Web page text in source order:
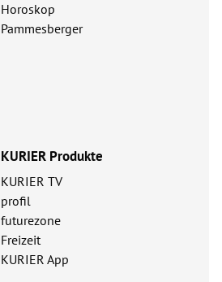
Horoskop
Pammesberger
KURIER Produkte
KURIER TV
profil
futurezone
Freizeit
KURIER App